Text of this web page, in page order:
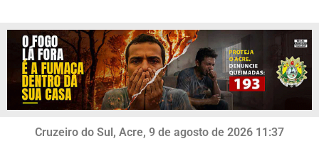
Cruzeiro do Sul, Acre, 9 de agosto de 2026 11:37